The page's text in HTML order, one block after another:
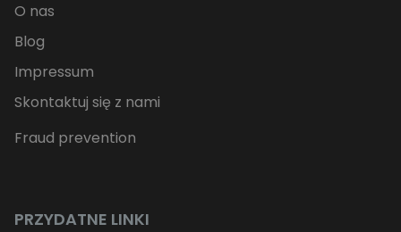
O nas
Blog
Impressum
Skontaktuj się z nami
Fraud prevention
PRZYDATNE LINKI